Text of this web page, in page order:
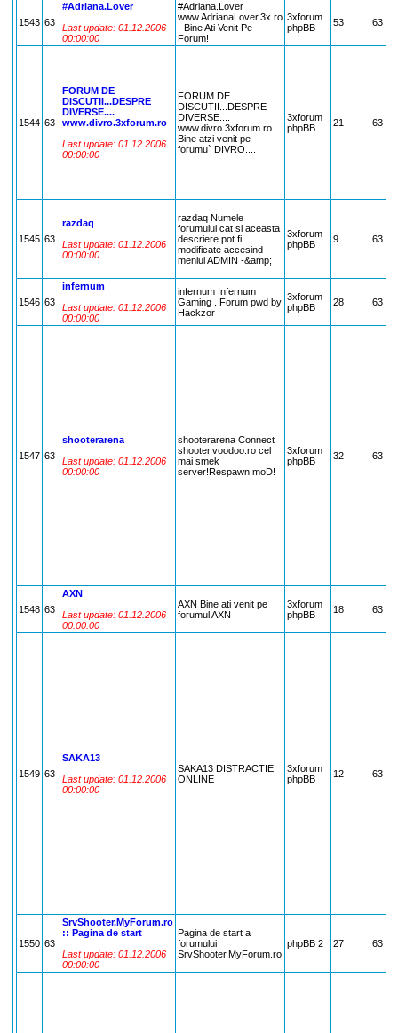
1543 63
#Adriana.Lover
Last update: 01.12.2006
00:00:00
#Adriana.Lover
www.AdrianaLover.3x.ro
- Bine Ati Venit Pe
Forum!
3xforum
phpBB
53 63
1544 63
FORUM DE
DISCUTII...DESPRE
DIVERSE....
www.divro.3xforum.ro
Last update: 01.12.2006
00:00:00
FORUM DE
DISCUTII...DESPRE
DIVERSE....
www.divro.3xforum.ro
Bine atzi venit pe
forumu` DIVRO....
3xforum
phpBB
21 63
1545 63
razdaq
Last update: 01.12.2006
00:00:00
razdaq Numele
forumului cat si aceasta
descriere pot fi
modificate accesind
meniul ADMIN -&amp;
3xforum
phpBB
9 63
1546 63
infernum
Last update: 01.12.2006
00:00:00
infernum Infernum
Gaming . Forum pwd by
Hackzor
3xforum
phpBB
28 63
1547 63
shooterarena
Last update: 01.12.2006
00:00:00
shooterarena Connect
shooter.voodoo.ro cel
mai smek
server!Respawn moD!
3xforum
phpBB
32 63
1548 63
AXN
Last update: 01.12.2006
00:00:00
AXN Bine ati venit pe
forumul AXN
3xforum
phpBB
18 63
1549 63
SAKA13
Last update: 01.12.2006
00:00:00
SAKA13 DISTRACTIE
ONLINE
3xforum
phpBB
12 63
1550 63
SrvShooter.MyForum.ro
:: Pagina de start
Last update: 01.12.2006
00:00:00
Pagina de start a
forumului
SrvShooter.MyForum.ro
phpBB 2 27 63